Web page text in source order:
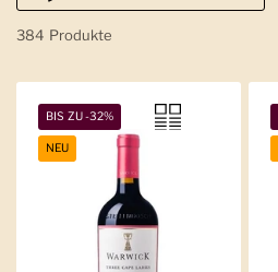
384 Produkte
BIS ZU -32%
NEU